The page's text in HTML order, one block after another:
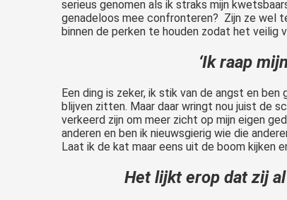
serieus genomen als ik straks mijn
genadeloos mee confronteren? Zijn ze wel
binnen de perken te houden zodat het veilig
‘Ik raap
Een ding is zeker, ik stik van de angst en
blijven zitten. Maar daar wringt nou juist de
verkeerd zijn om meer zicht op mijn eigen
anderen en ben ik nieuwsgierig wie die
Laat ik de kat maar eens uit de boom kijken
Het lijkt erop dat zij